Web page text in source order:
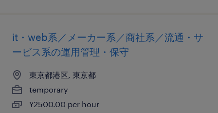
it・web系／メーカー系／商社系／流通・サ
ービス系の運用管理・保守
東京都港区, 東京都
temporary
¥2500.00 per hour